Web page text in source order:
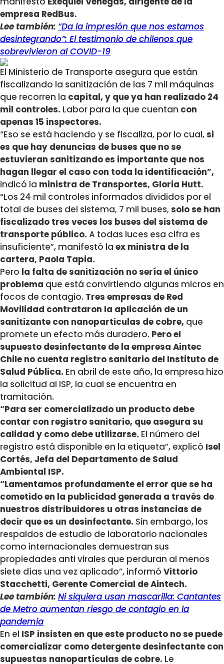
empresa RedBus.
Lee también: “Da la impresión que nos estamos
desintegrando”: El testimonio de chilenos que
sobrevivieron al COVID-19
El Ministerio de Transporte asegura que están
fiscalizando la sanitización de las 7 mil máquinas
que recorren la capital, y que ya han realizado 24
mil controles. Labor para la que cuentan con
apenas 15 inspectores.
“Eso se está haciendo y se fiscaliza, por lo cual,si
es que hay denuncias de buses que no se
estuvieran sanitizando es importante que nos
hagan llegar el caso con toda la identificación”,
indicó la ministra de Transportes, Gloria Hutt.
“Los 24 mil controles informados divididos por el
total de buses del sistema, 7 mil buses,solo se han
fiscalizado tres veces los buses del sistema de
transporte público. A todas luces esa cifra es
insuficiente”, manifestó la ex ministra de la
cartera, Paola Tapia.
Pero la falta de sanitización no sería el único
problema que está convirtiendo algunas micros en
focos de contagio. Tres empresas de Red
Movilidad contrataron la aplicación de un
sanitizante con nanoparticulas de cobre, que
promete un efecto más duradero. Pero el
supuesto desinfectante de la empresa Aintec
Chile no cuenta registro sanitario del Instituto de
Salud Pública. En abril de este año, la empresa hizo
la solicitud al ISP, la cual se encuentra en
tramitación.
“Para ser comercializado un producto debe
contar con registro sanitario, que asegura su
calidad y como debe utilizarse. El número del
registro está disponible en la etiqueta”, explicó Isel
Cortés, Jefa del Departamento de Salud
Ambiental ISP.
“Lamentamos profundamente el error que se ha
cometido en la publicidad generada a través de
nuestros distribuidores u otras instancias de
decir que es un desinfectante. Sin embargo, los
respaldos de estudio de laboratorio nacionales
como internacionales demuestran sus
propiedades anti virales que perduran al menos
siete días una vez aplicado”, informó Vittorio
Stacchetti, Gerente Comercial de Aintech.
Lee también: Ni siquiera usan mascarilla: Cantantes
de Metro aumentan riesgo de contagio en la
pandemia
En el ISP insisten en que este producto no se puede
comercializar como detergente desinfectante con
supuestas nanopartículas de cobre. Le